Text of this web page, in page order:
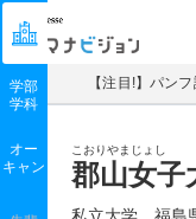
マナビ
【注目!】パン
こおりやまじょし
郡山女子
学部
学科
オー
キャン